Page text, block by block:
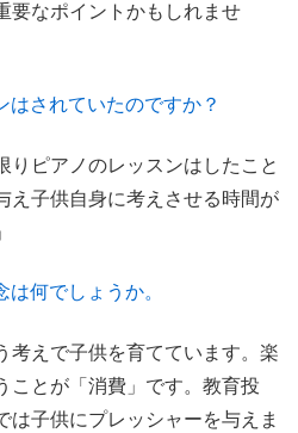
要なポイントかもしれませ
されていたのですか？
りピアノのレッスンはしたこと
え子供自身に考えさせる時間が
何でしょうか。
考えで子供を育てています。楽
ことが「消費」です。教育投
は子供にプレッシャーを与えま